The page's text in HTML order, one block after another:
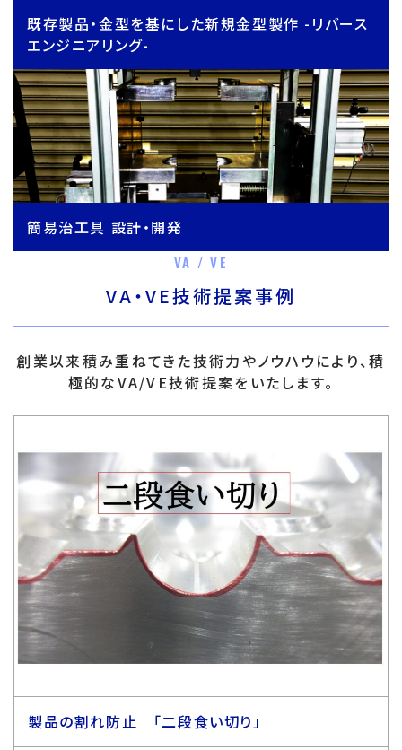
既存製品・金型を基にした新規金型製作 -リバース
エンジニアリング-
簡易治工具 設計・開発
VA / VE
VA・VE技術提案事例
創業以来積み重ねてきた技術力やノウハウにより、積
極的なVA/VE技術提案をいたします。
製品の割れ防止 「二段食い切り」